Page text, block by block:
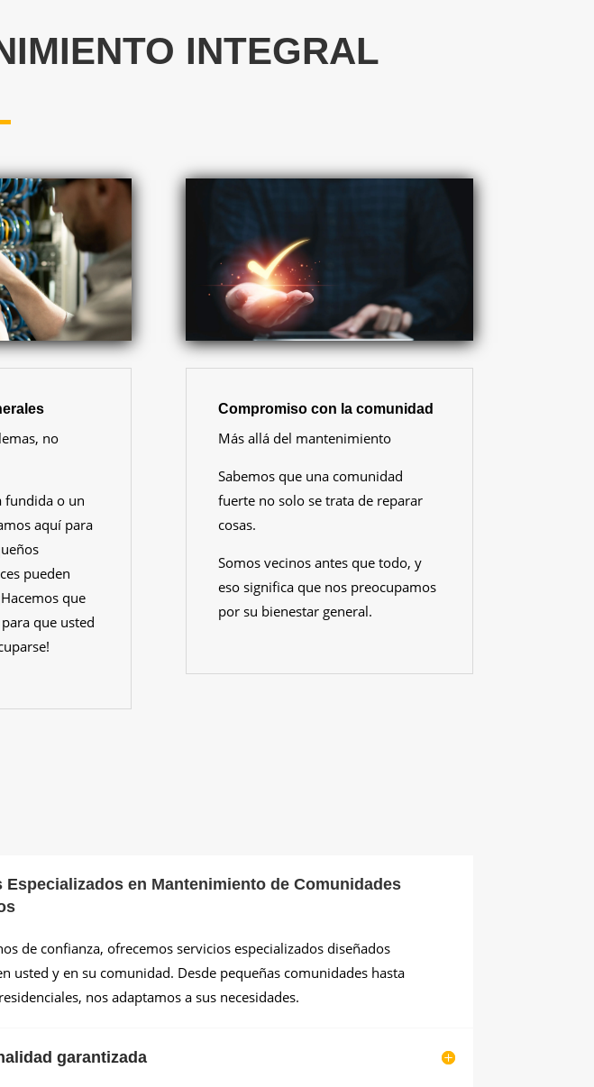
INTEGRAL
no
fundida o un
aquí para
pueden
que
que usted
Compromiso con la comunidad
Más allá del mantenimiento
Sabemos que una comunidad
fuerte no solo se trata de reparar
cosas.
Somos vecinos antes que todo, y
eso significa que nos preocupamos
por su bienestar general.
Especializados en Mantenimiento de Comunidades
de confianza, ofrecemos servicios especializados diseñados
usted y en su comunidad. Desde pequeñas comunidades hasta
nos adaptamos a sus necesidades.
garantizada